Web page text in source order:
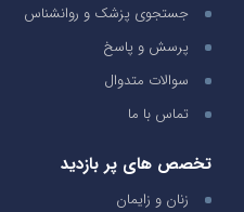
جستجوی پزشک و روانشناس
پرسش و پاسخ
سوالات متدوال
تماس با ما
تخصص های پر بازدید
زنان و زایمان